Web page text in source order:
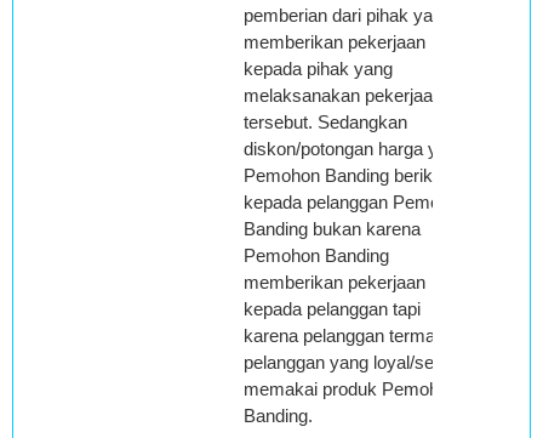
pemberian dari pihak yang
memberikan pekerjaan
kepada pihak yang
melaksanakan pekerjaan
tersebut. Sedangkan
diskon/potongan harga yang
Pemohon Banding berikan
kepada pelanggan Pemohon
Banding bukan karena
Pemohon Banding
memberikan pekerjaan
kepada pelanggan tapi
karena pelanggan termasuk
pelanggan yang loyal/setia
memakai produk Pemohon
Banding.